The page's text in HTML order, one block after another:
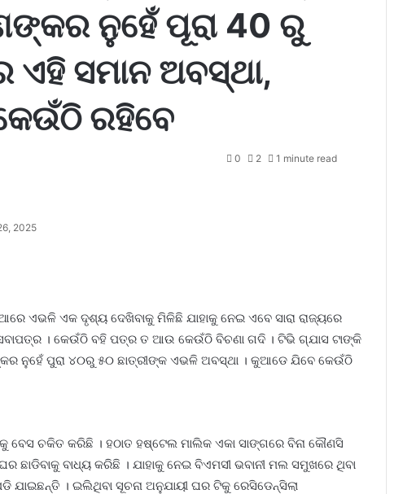
ନୁହେଁ ପୂରା 40 ରୁ
ଏହି ସମାନ ଅବସ୍ଥା,
ରହିବେ
2025
0 2 1 minute read
ଏଭଳି ଏକ ଦୃଶ୍ୟ ଦେଖିବାକୁ ମିଳିଛି ଯାହାକୁ ନେଇ ଏବେ ସାରା ରାଜ୍ୟରେ
। କେଉଁଠି ବହି ପତ୍ର ତ ଆଉ କେଉଁଠି ବିଚଣା ଗଦି । ଟିଭି ଗ୍ଯାସ ଟାଙ୍କି
ନୁହେଁ ପୁରା ୪୦ରୁ ୫୦ ଛାତ୍ରୀଙ୍କ ଏଭଳି ଅବସ୍ଥା । କୁଆଡେ ଯିବେ କେଉଁଠି
ଚକିତ କରିଛି । ହଠାତ ହଷ୍ଟେଲ ମାଲିକ ଏକା ସାଙ୍ଗରେ ବିନା କୌଣସି
ବାଧ୍ୟ କରିଛି । ଯାହାକୁ ନେଇ ବିଏମସୀ ଭବାନୀ ମଲ ସମୁଖରେ ଥିବା
ଯାଇଛନ୍ତି । ଇଲିଥିବା ସୂଚନା ଅନୁଯାୟୀ ଘର ଟିକୁ ରେସିଡେନ୍ସିଲା